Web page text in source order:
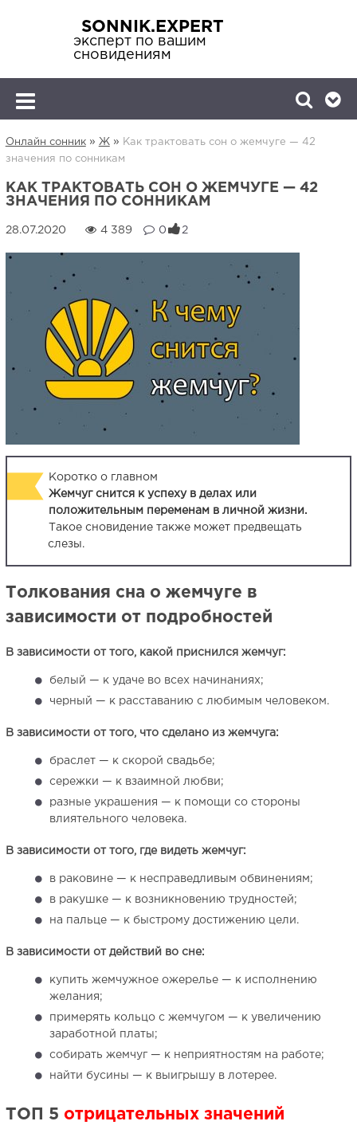
SONNIK.EXPERT
эксперт по вашим
сновидениям
Онлайн сонник» Ж »
Как трактовать сон о жемчуге — 42
значения по сонникам
КАК ТРАКТОВАТЬ СОН О ЖЕМЧУГЕ — 42
ЗНАЧЕНИЯ ПО СОННИКАМ
4 389 0 2
Коротко о главном
Жемчуг снится к успеху в делах или
положительным переменам в личной жизни.
Такое сновидение также может предвещать
слезы.
Толкования сна о жемчуге в
зависимости от подробностей
В зависимости от того, какой приснился жемчуг:
белый — к удаче во всех начинаниях;
черный — к расставанию с любимым человеком.
В зависимости от того, что сделано из жемчуга:
браслет — к скорой свадьбе;
сережки — к взаимной любви;
разные украшения — к помощи со стороны
влиятельного человека.
В зависимости от того, где видеть жемчуг:
в раковине — к несправедливым обвинениям;
в ракушке — к возникновению трудностей;
на пальце — к быстрому достижению цели.
В зависимости от действий во сне:
купить жемчужное ожерелье — к исполнению
желания;
примерять кольцо с жемчугом — к увеличению
заработной платы;
собирать жемчуг — к неприятностям на работе;
найти бусины — к выигрышу в лотерее.
ТОП 5 отрицательных значений